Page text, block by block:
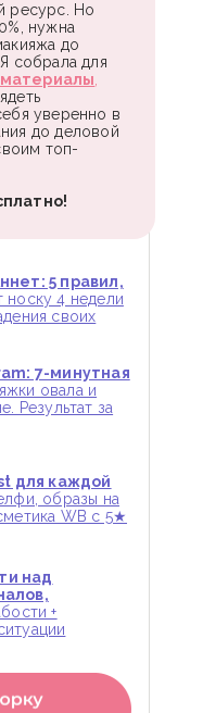
ресурс. Но
нужна
до
собрала для
,
уверенно в
до деловой
топ-
5 правил,
носку 4 недели
своих
7-минутная
овала и
Результат за
для каждой
образы на
WB с 5★
над
+